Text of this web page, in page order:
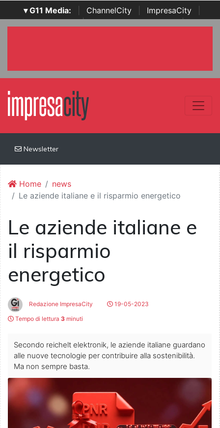
▾ G11 Media: ChannelCity ImpresaCity
SecurityOpenLab | Italian Channel Awards | Italian
Newsletter
Home
news
Le aziende italiane e il risparmio energetico
Le aziende italiane e
il risparmio
energetico
Redazione ImpresaCity
19-05-2023
Tempo di lettura 3 minuti
Secondo reichelt elektronik, le aziende italiane guardano
alle nuove tecnologie per contribuire alla sostenibilità.
Ma non sempre basta.